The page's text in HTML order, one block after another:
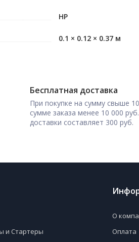
HP
0.1 × 0.12 × 0.37 м
Бесплатная доставка
При покупке на сумму свыше
сумме заказа менее 10 000
доставки составляет 300 руб.
и Стартеры
О
Оплата